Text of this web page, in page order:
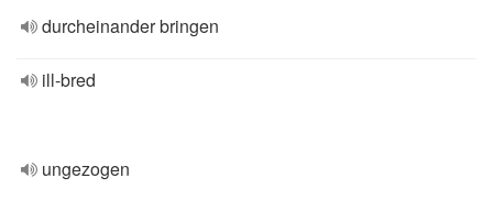
durcheinander bringen
ill-bred
ungezogen